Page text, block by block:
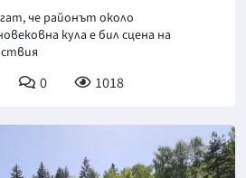
че районът около
кула е бил сцена на
0 1018